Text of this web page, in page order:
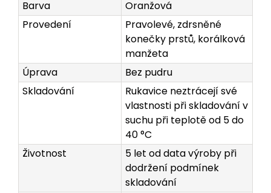
Barva
Oranžová
Provedení
Pravolevé, zdrsněné
konečky prstů, korálková
manžeta
Úprava
Bez pudru
Skladování
Rukavice neztrácejí své
vlastnosti při skladování v
suchu při teplotě od 5 do
40 °C
Životnost
5 let od data výroby při
dodržení podmínek
skladování